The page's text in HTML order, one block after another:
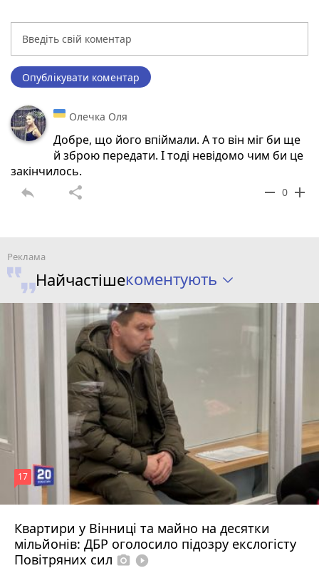
Опублікувати коментар
Олечка Оля
Добре, що його впіймали. А то він міг би ще
й зброю передати. І тоді невідомо чим би це
закінчилось.
reply share remove 0 add
Найчастішекоментують
Квартири у Вінниці та майно на десятки
мільйонів: ДБР оголосило підозру екслогісту
Повітряних сил photo_camera play_circle_filled
17
6 серпня 2026 р.